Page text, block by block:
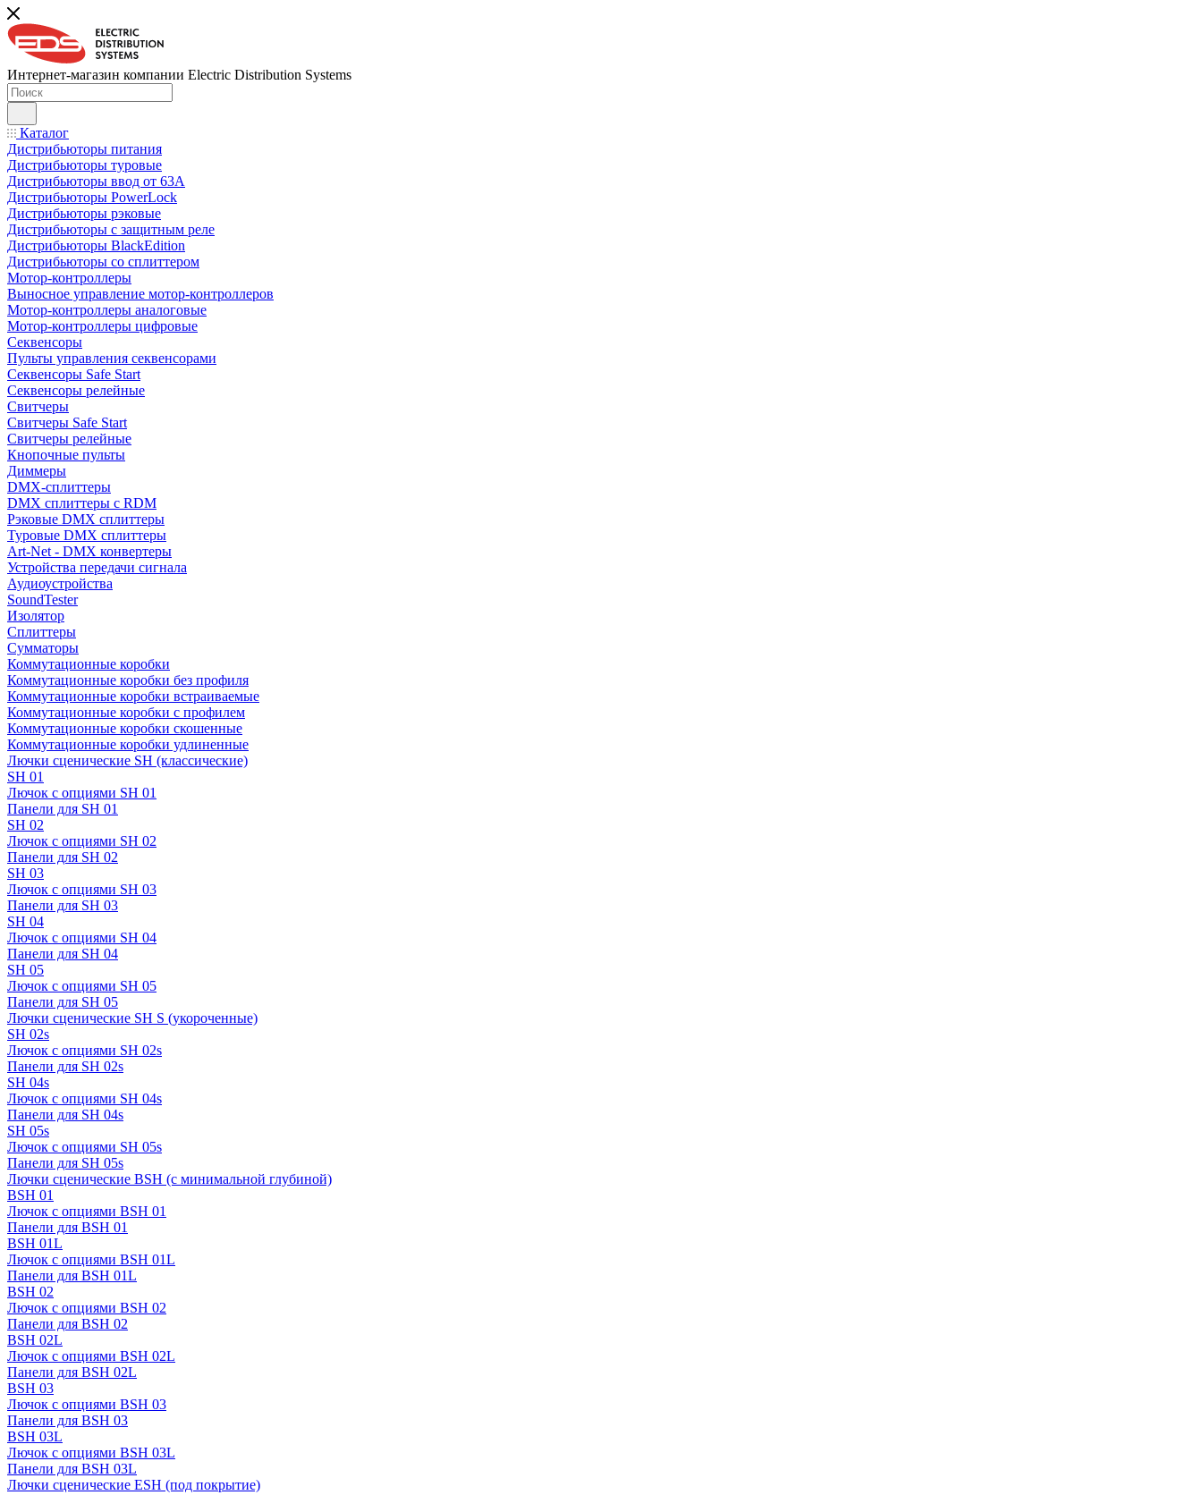
Интернет-магазин компании Electric Distribution Systems
Каталог
Дистрибьюторы питания
Дистрибьюторы туровые
Дистрибьюторы ввод от 63A
Дистрибьюторы PowerLock
Дистрибьюторы рэковые
Дистрибьюторы с защитным реле
Дистрибьюторы BlackEdition
Дистрибьюторы со сплиттером
Мотор-контроллеры
Выносное управление мотор-контроллеров
Мотор-контроллеры аналоговые
Мотор-контроллеры цифровые
Секвенсоры
Пульты управления секвенсорами
Секвенсоры Safe Start
Секвенсоры релейные
Свитчеры
Свитчеры Safe Start
Свитчеры релейные
Кнопочные пульты
Диммеры
DMX-сплиттеры
DMX сплиттеры с RDM
Рэковые DMX сплиттеры
Туровые DMX сплиттеры
Art-Net - DMX конвертеры
Устройства передачи сигнала
Аудиоустройства
SoundTester
Изолятор
Сплиттеры
Сумматоры
Коммутационные коробки
Коммутационные коробки без профиля
Коммутационные коробки встраиваемые
Коммутационные коробки с профилем
Коммутационные коробки скошенные
Коммутационные коробки удлиненные
Лючки сценические SH (классические)
SH 01
Лючок с опциями SH 01
Панели для SH 01
SH 02
Лючок с опциями SH 02
Панели для SH 02
SH 03
Лючок с опциями SH 03
Панели для SH 03
SH 04
Лючок с опциями SH 04
Панели для SH 04
SH 05
Лючок с опциями SH 05
Панели для SH 05
Лючки сценические SH S (укороченные)
SH 02s
Лючок с опциями SH 02s
Панели для SH 02s
SH 04s
Лючок с опциями SH 04s
Панели для SH 04s
SH 05s
Лючок с опциями SH 05s
Панели для SH 05s
Лючки сценические BSH (с минимальной глубиной)
BSH 01
Лючок с опциями BSH 01
Панели для BSH 01
BSH 01L
Лючок с опциями BSH 01L
Панели для BSH 01L
BSH 02
Лючок с опциями BSH 02
Панели для BSH 02
BSH 02L
Лючок с опциями BSH 02L
Панели для BSH 02L
BSH 03
Лючок с опциями BSH 03
Панели для BSH 03
BSH 03L
Лючок с опциями BSH 03L
Панели для BSH 03L
Лючки сценические ESH (под покрытие)